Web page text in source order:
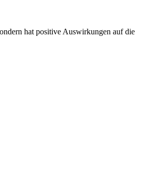
hat positive Auswirkungen auf die